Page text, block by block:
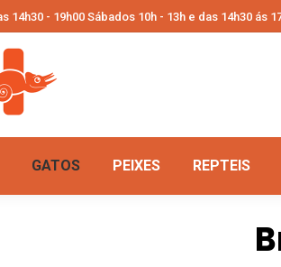
14h30 - 19h00 Sábados 10h - 13h e das 14h30 ás
GATOS PEIXES REPTEIS